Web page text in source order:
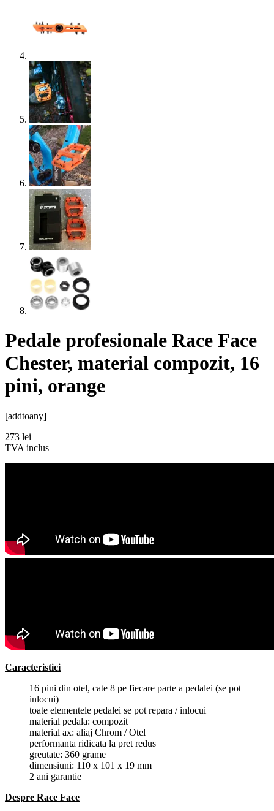
Pedale profesionale Race Face
Chester, material compozit, 16
pini, orange
[addtoany]
273 lei
TVA inclus
Caracteristici
16 pini din otel, cate 8 pe fiecare parte a pedalei (se pot
inlocui)
toate elementele pedalei se pot repara / inlocui
material pedala: compozit
material ax: aliaj Chrom / Otel
performanta ridicata la pret redus
greutate: 360 grame
dimensiuni: 110 x 101 x 19 mm
2 ani garantie
Despre Race Face